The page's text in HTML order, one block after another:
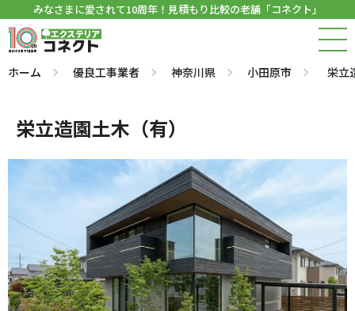
みなさまに愛されて10周年！見積もり比較の老舗「コネクト」
ホーム 優良工事業者 神奈川県 小田原市 栄立
栄立造園土木（有）